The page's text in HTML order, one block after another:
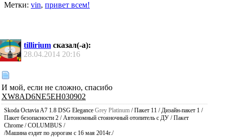
Метки: vin, привет всем!
tillirium сказал(-а):
28.04.2014 20:16
И мой, если не сложно, спасибо
XW8AD6NE5EH030902
Skoda Octavia A7 1.8 DSG Elegance Grey Platinum / Пакет 11 / Дизайн-пакет 1 /
Пакет безопасности 2 / Автономный стояночный отопитель с ДУ / Пакет
Chrome / COLUMBUS /
/Машина ездит по дорогам с 16 мая 2014г./